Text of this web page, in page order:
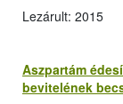
Lezárult: 2015
Aszpartám
bevitelének